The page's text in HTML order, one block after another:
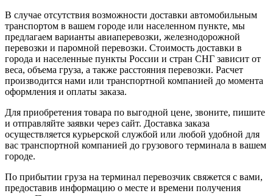
В случае отсутствия возможности доставки автомобильным
транспортом в вашем городе или населенном пункте, мы
предлагаем варианты авиаперевозки, железнодорожной
перевозки и паромной перевозки. Стоимость доставки в
города и населенные пункты России и стран СНГ зависит от
веса, объема груза, а также расстояния перевозки. Расчет
производится нами или транспортной компанией до момента
оформления и оплаты заказа.
Для приобретения товара по выгодной цене, звоните, пишите
и отправляйте заявки через сайт. Доставка заказа
осуществляется курьерской службой или любой удобной для
вас транспортной компанией до грузового терминала в вашем
городе.
По прибытии груза на терминал перевозчик свяжется с вами,
предоставив информацию о месте и времени получения